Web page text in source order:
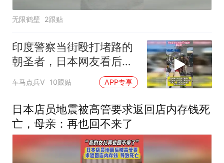
无限鹤壁 2跟贴
印度警察当街殴打堵路的
朝圣者，日本网友看后却
羡慕不已
车马点兵V 10跟贴 APP专享
日本店员地震被高管要求返回店内存钱死
亡，母亲：再也回不来了